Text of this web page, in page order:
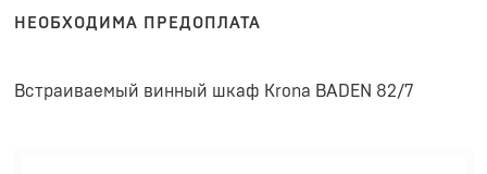
НЕОБХОДИМА ПРЕДОПЛАТА
Встраиваемый винный шкаф Krona BADEN 82/7